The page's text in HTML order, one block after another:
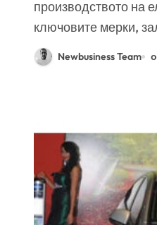
производството на
ключовите мерки,
Newbusiness Team